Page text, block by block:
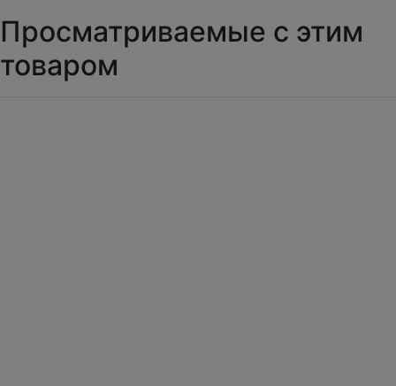
Просматриваемые с этим
товаром